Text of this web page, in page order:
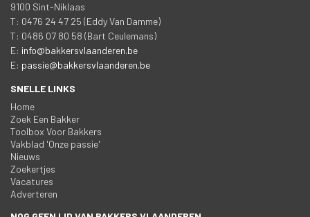
9100 Sint-Niklaa
T: 0476 24 47 25 (Eddy Van Damme)
T: 0486 07 80 58 (Bart Ceulemans)
E: info@bakkersvlaanderen.be
E: passie@bakkersvlaanderen.be
SNELLE LINKS
Home
Zoek Een Bakker
Toolbox Voor Bakker
Vakblad 'Onze passie'
Nieuw
Zoekertje
Vacature
Adverteren